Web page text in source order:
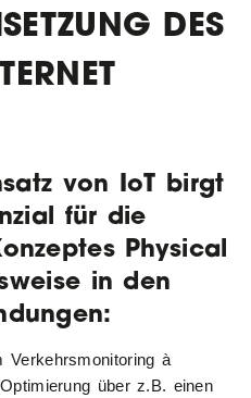
DES
von IoT birgt
für die
Physical
in den
Verkehrsmonitoring à
über z.B. einen